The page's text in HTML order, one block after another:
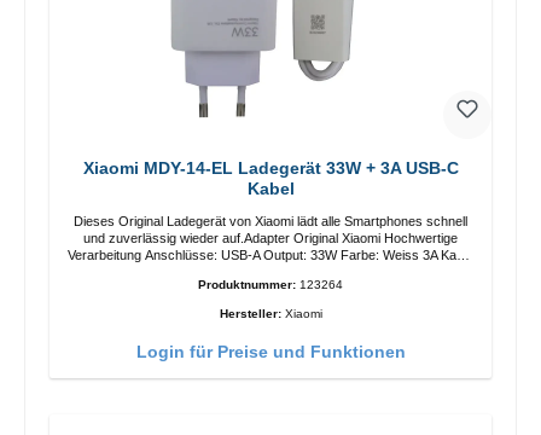
Xiaomi MDY-14-EL Ladegerät 33W + 3A USB-C
Kabel
Dieses Original Ladegerät von Xiaomi lädt alle Smartphones schnell
und zuverlässig wieder auf.Adapter Original Xiaomi Hochwertige
Verarbeitung Anschlüsse: USB-A Output: 33W Farbe: Weiss 3A Kabel
Produktnummer: 123264
Hersteller: Xiaomi
Login für Preise und Funktionen